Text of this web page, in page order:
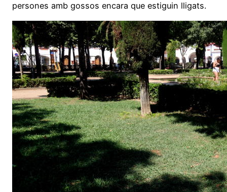
persones amb gossos encara que estiguin lligats.